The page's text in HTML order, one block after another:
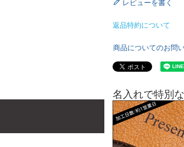
レビューを書く
返品特約について
商品についてのお問
名入れで特別